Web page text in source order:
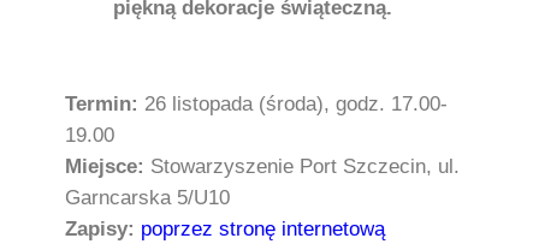
piękną dekoracje świąteczną.
Termin: 26 listopada (środa), godz. 17.00-
19.00
Miejsce: Stowarzyszenie Port Szczecin, ul.
Garncarska 5/U10
Zapisy: poprzez stronę internetową